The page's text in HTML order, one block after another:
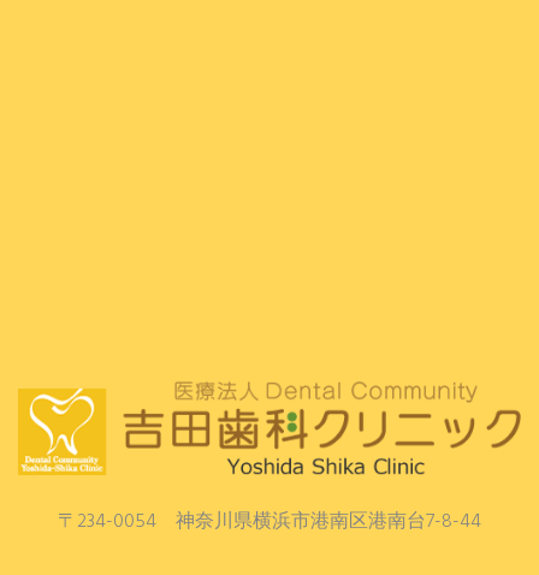
〒234-0054 神奈川県横浜市港南区港南台7-8-44